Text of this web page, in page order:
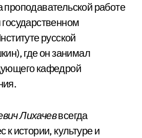
работе
русской
где он занимал
кафедрой
Лихачеввсегда
к истории, культуре и